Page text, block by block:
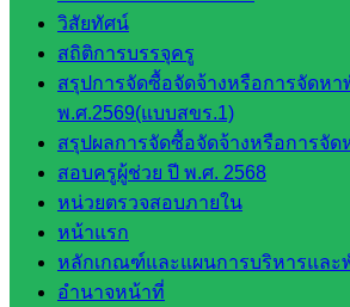
วิสัยทัศน์
สถิติการบรรจุครู
สรุปการจัดซื้อจัดจ้างหรือการจัดห
พ.ศ.2569(แบบสขร.1)
สรุปผลการจัดซื้อจัดจ้างหรือการจัด
สอบครูผู้ช่วย ปี พ.ศ. 2568
หน่วยตรวจสอบภายใน
หน้าแรก
หลักเกณฑ์และแผนการบริหารแล
อำนาจหน้าที่
บุคคล
กลุ่ม
พัฒนาครู
และบุ
คลากรฯ
กลุ่มนิ
เทศ
ติดตาม
และประ
เมินผลฯ